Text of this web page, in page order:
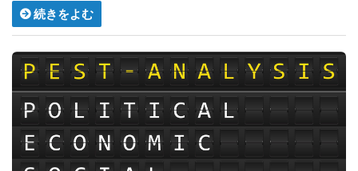
続きをよむ